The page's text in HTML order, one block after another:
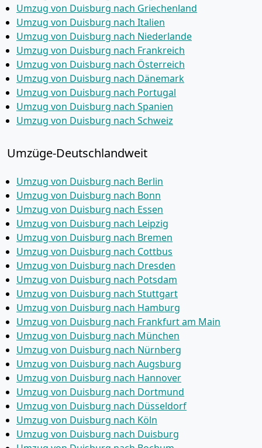
Umzug von Duisburg nach Griechenland
Umzug von Duisburg nach Italien
Umzug von Duisburg nach Niederlande
Umzug von Duisburg nach Frankreich
Umzug von Duisburg nach Österreich
Umzug von Duisburg nach Dänemark
Umzug von Duisburg nach Portugal
Umzug von Duisburg nach Spanien
Umzug von Duisburg nach Schweiz
Umzüge-Deutschlandweit
Umzug von Duisburg nach Berlin
Umzug von Duisburg nach Bonn
Umzug von Duisburg nach Essen
Umzug von Duisburg nach Leipzig
Umzug von Duisburg nach Bremen
Umzug von Duisburg nach Cottbus
Umzug von Duisburg nach Dresden
Umzug von Duisburg nach Potsdam
Umzug von Duisburg nach Stuttgart
Umzug von Duisburg nach Hamburg
Umzug von Duisburg nach Frankfurt am Main
Umzug von Duisburg nach München
Umzug von Duisburg nach Nürnberg
Umzug von Duisburg nach Augsburg
Umzug von Duisburg nach Hannover
Umzug von Duisburg nach Dortmund
Umzug von Duisburg nach Düsseldorf
Umzug von Duisburg nach Köln
Umzug von Duisburg nach Duisburg